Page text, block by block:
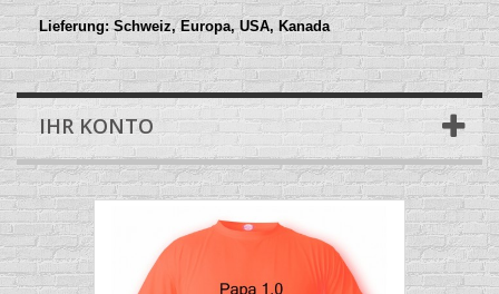
Lieferung: Schweiz, Europa, USA, Kanada
IHR KONTO